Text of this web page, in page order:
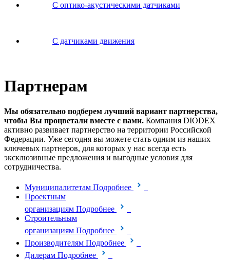
С оптико-акустическими датчиками
С датчиками движения
Партнерам
Мы обязательно подберем лучший вариант партнерства,
чтобы Вы процветали вместе с нами. Компания DIODEX
активно развивает партнерство на территории Российской
Федерации. Уже сегодня вы можете стать одним из наших
ключевых партнеров, для которых у нас всегда есть
эксклюзивные предложения и выгодные условия для
сотрудничества.
Муниципалитетам Подробнее
Проектным
организациям Подробнее
Строительным
организациям Подробнее
Производителям Подробнее
Дилерам Подробнее